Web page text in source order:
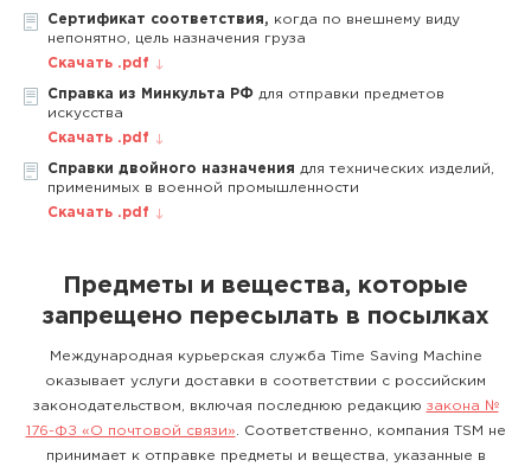
Сертификат соответствия, когда по внешнему виду
непонятно, цель назначения груза
Скачать .pdf
Справка из Минкульта РФ для отправки предметов
искусства
Скачать .pdf
Справки двойного назначения для технических изделий,
применимых в военной промышленности
Скачать .pdf
Предметы и вещества, которые
запрещено пересылать в посылках
Международная курьерская служба Time Saving Machine
оказывает услуги доставки в соответствии с российским
законодательством, включая последнюю редакцию закона №
176-ФЗ «О почтовой связи» . Соответственно, компания TSM не
принимает к отправке предметы и вещества, указанные в